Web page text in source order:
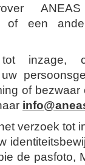
of een
inzage,
of
verzoek tot
de pasfoto,